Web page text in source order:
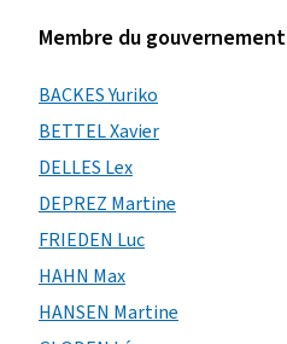
Membre du gouvernement
BACKES Yuriko
BETTEL Xavier
DELLES Lex
DEPREZ Martine
FRIEDEN Luc
HAHN Max
HANSEN Martine